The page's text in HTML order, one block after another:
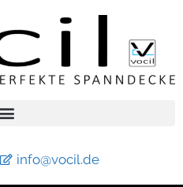
info@vocil.de